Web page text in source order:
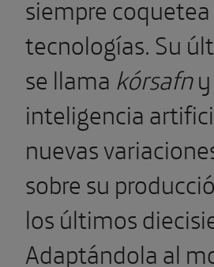
siempre
tecnologías. Su
se llama kórsafny
inteligencia
nuevas
sobre su
los últimos
Adaptándola al